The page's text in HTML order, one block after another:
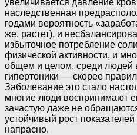
наследственная
годами вероятность
же, растет), и
избыточное потребление
физической активности, и
общем и целом, среди людей
гипертоники — скорее
Заболевание это стало
многие люди воспринимают
зачастую даже не
устойчивый рост
напрасно.